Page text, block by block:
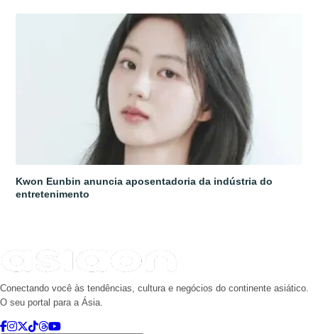
Kwon Eunbin anuncia aposentadoria da indústria do
entretenimento
Conectando você às tendências, cultura e negócios do continente asiático.
O seu portal para a Ásia.